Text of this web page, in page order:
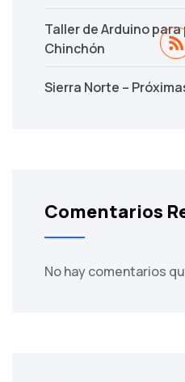
Taller de Arduino
Chinchón
Sierra Norte –
Comentarios
No hay comentarios